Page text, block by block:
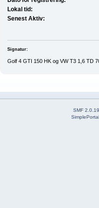
Lokal tid:
Senest Aktiv:
Signatur:
Golf 4 GTI 150 HK og VW T3 1,6 TD
SMF 2.0.19